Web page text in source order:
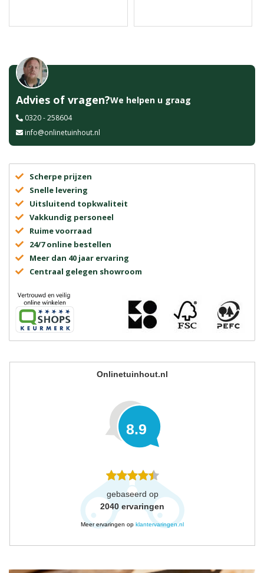
Advies of vragen?We helpen u graag
0320 - 258604
info@onlinetuinhout.nl
Scherpe prijzen
Snelle levering
Uitsluitend topkwaliteit
Vakkundig personeel
Ruime voorraad
24/7 online bestellen
Meer dan 40 jaar ervaring
Centraal gelegen showroom
Onlinetuinhout.nl
8.9
gebaseerd op
2040 ervaringen
Meer ervaringen op klantervaringen.nl